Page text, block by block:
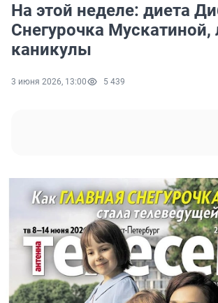
На этой неделе: диета
Снегурочка Мускатиной,
каникулы
3 июня 2026, 13:00 5 439